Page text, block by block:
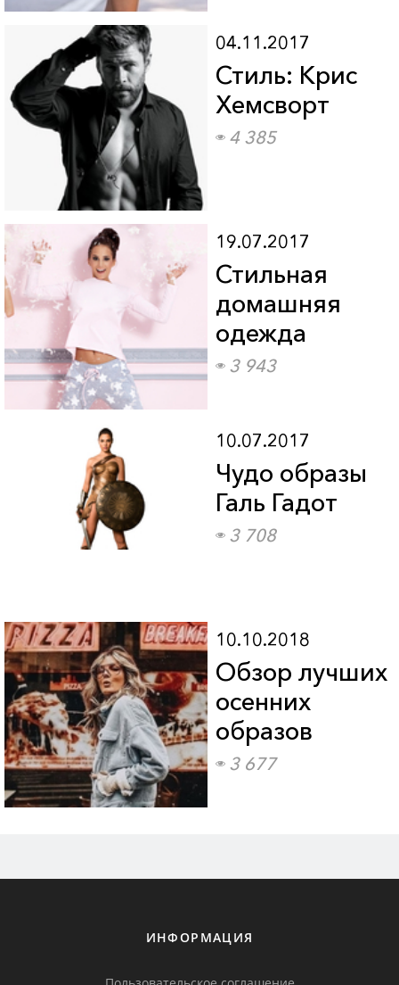
04.11.2017
Стиль: Крис
Хемсворт
4 385
19.07.2017
Стильная
домашняя
одежда
3 943
10.07.2017
Чудо образы
Галь Гадот
3 708
10.10.2018
Обзор лучших
осенних
образов
3 677
ИНФОРМАЦИЯ